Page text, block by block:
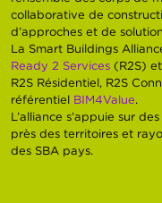
collaborative de
d’approches et de
La Smart Buildings
Ready 2 Services (R2S)
R2S Résidentiel, R2S
référentiel BIM4Value
L’alliance s’appuie sur
près des territoires et
des SBA pays.